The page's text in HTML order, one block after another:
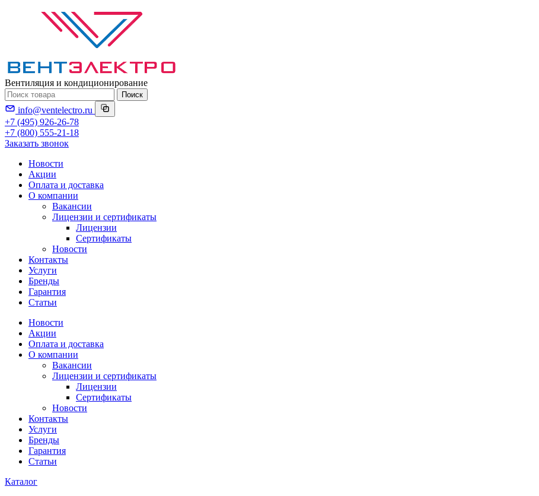
Вентиляция и кондиционирование
Поиск
info@ventelectro.ru
+7 (495) 926-26-78
+7 (800) 555-21-18
Заказать звонок
Новости
Акции
Оплата и доставка
О компании
Вакансии
Лицензии и сертификаты
Лицензии
Сертификаты
Новости
Контакты
Услуги
Бренды
Гарантия
Статьи
Новости
Акции
Оплата и доставка
О компании
Вакансии
Лицензии и сертификаты
Лицензии
Сертификаты
Новости
Контакты
Услуги
Бренды
Гарантия
Статьи
Каталог